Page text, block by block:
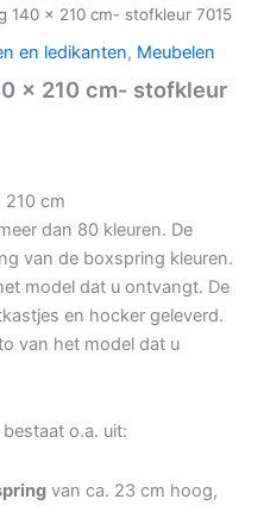
140 x 210 cm- stofkleur 7015
en ledikanten, Meubelen
x 210 cm- stofkleur
cm
dan 80 kleuren. De
van de boxspring kleuren.
model dat u ontvangt. De
en hocker geleverd.
van het model dat u
bestaat o.a. uit:
van ca. 23 cm hoog,